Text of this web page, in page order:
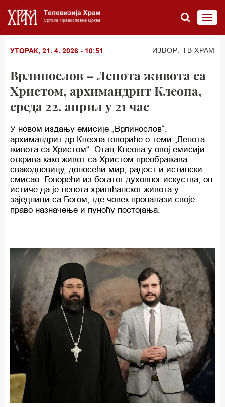
УТОРАК, 21. 4. 2026 - 10:51 ИЗВОР: ТВ ХРАМ
Врлинослов – Лепота живота са
Христом, архимандрит Клеопа,
среда 22. април у 21 час
У новом издању емисије „Врлинослов“,
архимандрит др Клеопа говориће о теми „Лепота
живота са Христом“. Отац Клеопа у овој емисији
открива како живот са Христом преображава
свакодневицу, доносећи мир, радост и истински
смисао. Говорећи из богатог духовног искуства, он
истиче да је лепота хришћанског живота у
заједници са Богом, где човек проналази своје
право назначење и пуноћу постојања.